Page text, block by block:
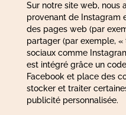
Sur notre site web, nous
provenant de Instagram
des pages web (par
partager (par exemple,
sociaux comme
est intégré grâce un
Facebook et place des
stocker et traiter
publicité personnalisée.